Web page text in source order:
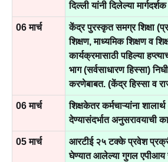
दिल्ली यांनी दिलेल्या
06 मार्च
केंद्र पुरस्कृत समग्र शिक्षा
शिक्षण, माध्यमिक शिक्षण व
कार्यक्रमासाठी पहिल्या
भाग (सर्वसाधारण हिस्सा)
करणेबाबत. (केंद्र हिस्सा व
06 मार्च
शिक्षकेतर कर्मचाऱ्यांना
देण्यासंदर्भात अनुसरावयाची
05 मार्च
आरटीई २५ टक्के प्रवेश
घेण्यात आलेल्या गुगल एपीआय